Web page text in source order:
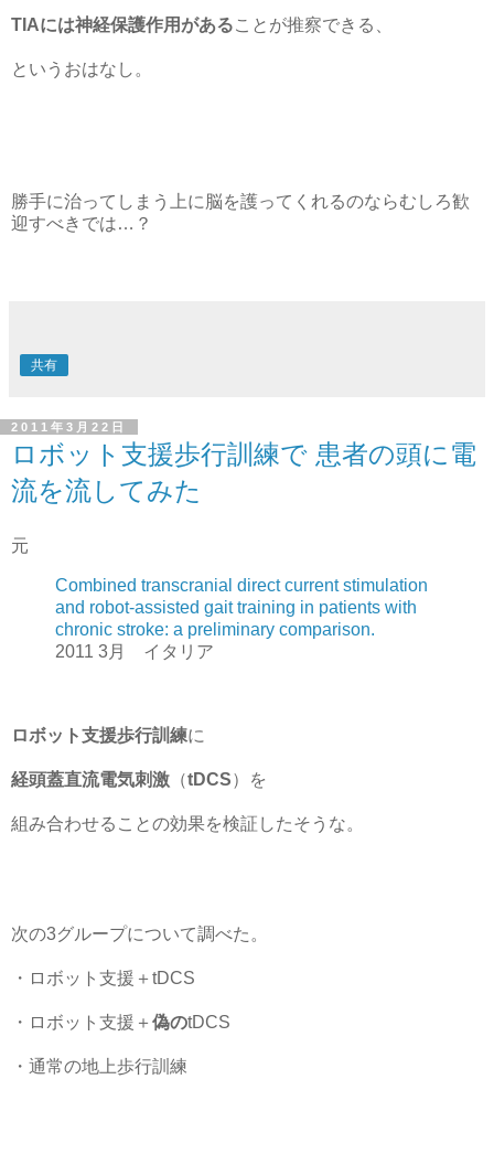
TIAには神経保護作用があることが推察できる、
というおはなし。
勝手に治ってしまう上に脳を護ってくれるのならむしろ歓
迎すべきでは…？
共有
2011年3月22日
ロボット支援歩行訓練で 患者の頭に電
流を流してみた
元
Combined transcranial direct current stimulation
and robot-assisted gait training in patients with
chronic stroke: a preliminary comparison.
2011 3月 イタリア
ロボット支援歩行訓練に
経頭蓋直流電気刺激 （tDCS）を
組み合わせることの効果を検証したそうな。
次の3グループについて調べた。
・ロボット支援＋tDCS
・ロボット支援＋ 偽のtDCS
・通常の地上歩行訓練